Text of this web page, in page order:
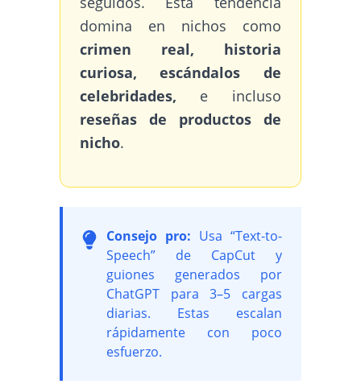
domina en nichos como
crimen real, historia
curiosa, escándalos de
celebridades, e incluso
reseñas de productos de
nicho.
Consejo pro: Usa “Text-to-
Speech” de CapCut y
guiones generados por
ChatGPT para 3–5 cargas
diarias. Estas escalan
rápidamente con poco
esfuerzo.